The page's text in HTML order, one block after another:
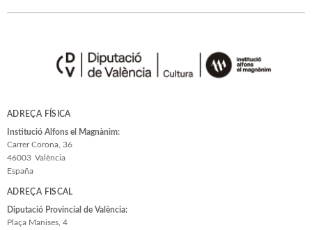
ADREÇA FÍSICA
Institució Alfons el Magnànim:
Carrer Corona, 36
46003 València
España
ADREÇA FISCAL
Diputació Provincial de València:
Plaça Manises, 4